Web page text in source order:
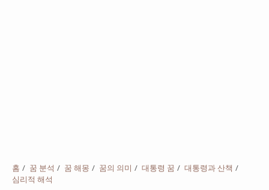
홈 꿈 분석 꿈 해몽 꿈의 의미 대통령 꿈
대통령과 산책
심리적 해석